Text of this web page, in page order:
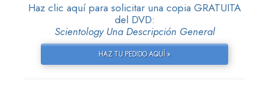
Haz clic aquí para solicitar una copia GRATUITA
del DVD:
Scientology Una Descripción General
HAZ TU PEDIDO AQUÍ »